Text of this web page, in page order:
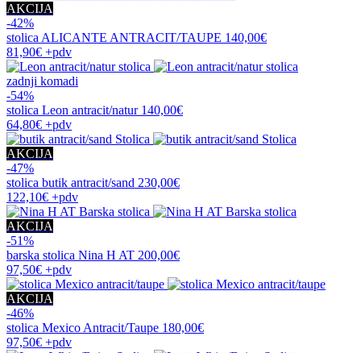
AKCIJA
-42%
stolica ALICANTE ANTRACIT/TAUPE 140,00€
81,90€ +pdv
zadnji komadi
-54%
stolica Leon antracit/natur 140,00€
64,80€ +pdv
AKCIJA
-47%
stolica butik antracit/sand 230,00€
122,10€ +pdv
AKCIJA
-51%
barska stolica Nina H AT 200,00€
97,50€ +pdv
AKCIJA
-46%
stolica Mexico Antracit/Taupe 180,00€
97,50€ +pdv